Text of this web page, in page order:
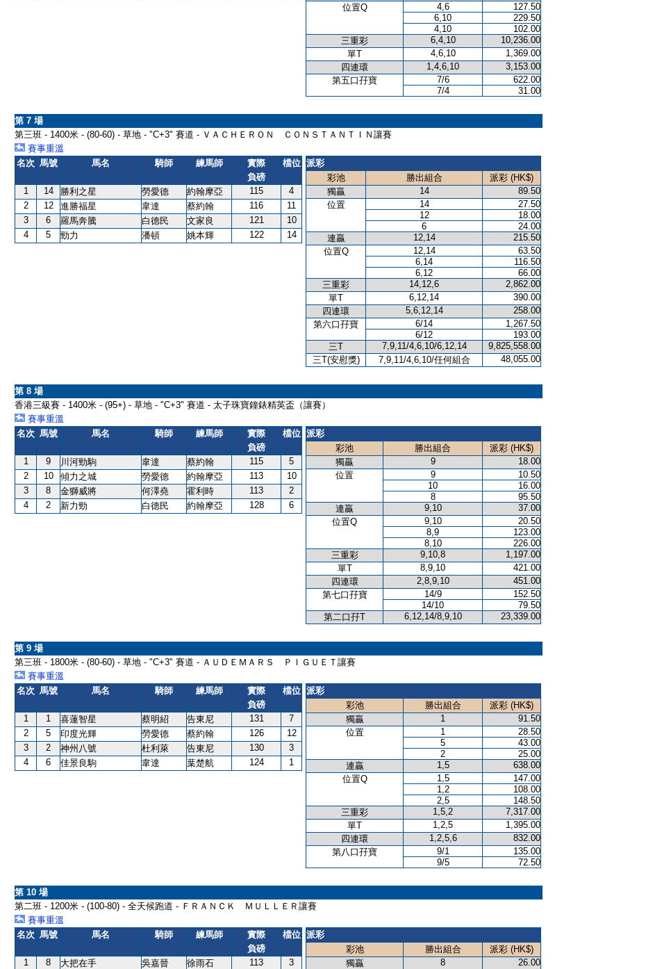
位置Q
4,6
127.50
6,10
229.50
4,10
102.00
三重彩
6,4,10
10,236.00
單T
4,6,10
1,369.00
四連環
1,4,6,10
3,153.00
第五口孖寶
7/6
622.00
7/4
31.00
第 7 場
第三班 - 1400米 - (80-60) - 草地 - "C+3" 賽道 - ＶＡＣＨＥＲＯＮ ＣＯＮＳＴＡＮＴＩＮ讓賽
賽事重溫
名次 馬號 馬名 騎師 練馬師
實際
負磅
檔位
1 14 勝利之星 勞愛德 約翰摩亞 115
4
2
12 進勝福星 韋達 蔡約翰 116
11
3
6 羅馬奔騰 白德民 文家良 121
10
4
5 勁力 潘頓 姚本輝 122 14
派彩
彩池
勝出組合
派彩 (HK$)
獨贏
14
89.50
位置
14
27.50
12
18.00
6
24.00
連贏
12,14
215.50
位置Q
12,14
63.50
6,14
116.50
6,12
66.00
三重彩
14,12,6
2,862.00
單T
6,12,14
390.00
四連環
5,6,12,14
258.00
第六口孖寶
6/14
1,267.50
6/12
193.00
三T
7,9,11/4,6,10/6,12,14
9,825,558.00
三T(安慰獎)
7,9,11/4,6,10/任何組合 48,055.00
第 8 場
香港三級賽 - 1400米 - (95+) - 草地 - "C+3" 賽道 - 太子珠寶鐘錶精英盃（讓賽）
賽事重溫
名次 馬號 馬名 騎師 練馬師
實際
負磅
檔位
1 9 川河勁駒 韋達 蔡約翰 115
5
2
10 傾力之城 勞愛德 約翰摩亞 113
10
3
8 金獅威將 何澤堯 霍利時 113
2
4
2 新力勁 白德民 約翰摩亞 128 6
派彩
彩池
勝出組合
派彩 (HK$)
獨贏
9
18.00
位置
9
10.50
10
16.00
8
95.50
連贏
9,10
37.00
位置Q
9,10
20.50
8,9
123.00
8,10
226.00
三重彩
9,10,8
1,197.00
單T
8,9,10
421.00
四連環
2,8,9,10
451.00
第七口孖寶
14/9
152.50
14/10
79.50
第二口孖T
6,12,14/8,9,10 23,339.00
第 9 場
第三班 - 1800米 - (80-60) - 草地 - "C+3" 賽道 - ＡＵＤＥＭＡＲＳ ＰＩＧＵＥＴ讓賽
賽事重溫
名次 馬號 馬名 騎師 練馬師
實際
負磅
檔位
1 1 喜蓮智星 蔡明紹 告東尼 131
7
2
5 印度光輝 勞愛德 蔡約翰 126
12
3
2 神州八號 杜利萊 告東尼 130
3
4
6 佳景良駒 韋達 葉楚航 124 1
派彩
彩池
勝出組合
派彩 (HK$)
獨贏
1
91.50
位置
1
28.50
5
43.00
2
25.00
連贏
1,5
638.00
位置Q
1,5
147.00
1,2
108.00
2,5
148.50
三重彩
1,5,2
7,317.00
單T
1,2,5
1,395.00
四連環
1,2,5,6
832.00
第八口孖寶
9/1
135.00
9/5
72.50
第 10 場
第二班 - 1200米 - (100-80) - 全天候跑道 - ＦＲＡＮＣＫ ＭＵＬＬＥＲ讓賽
賽事重溫
名次 馬號 馬名 騎師 練馬師
實際
負磅
檔位
1 8 大把在手 吳嘉晉 徐雨石 113 3
派彩
彩池
勝出組合
派彩 (HK$)
獨贏
8 26.00